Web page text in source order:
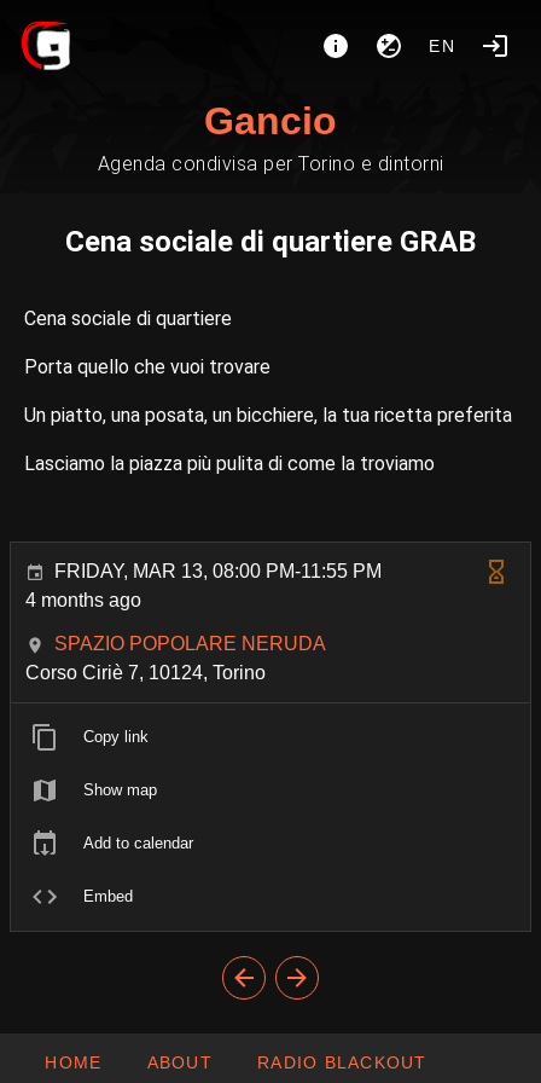
EN
Gancio
Agenda condivisa per Torino e dintorni
Cena sociale di quartiere GRAB
Cena sociale di quartiere
Porta quello che vuoi trovare
Un piatto, una posata, un bicchiere, la tua ricetta preferita
Lasciamo la piazza più pulita di come la troviamo
FRIDAY, MAR 13, 08:00 PM-11:55 PM
4 months ago
SPAZIO POPOLARE NERUDA
Corso Ciriè 7, 10124, Torino
Copy link
Show map
Add to calendar
Embed
HOME ABOUT RADIO BLACKOUT